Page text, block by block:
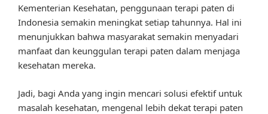
Kementerian Kesehatan, penggunaan terapi paten di
Indonesia semakin meningkat setiap tahunnya. Hal ini
menunjukkan bahwa masyarakat semakin menyadari
manfaat dan keunggulan terapi paten dalam menjaga
kesehatan mereka.
Jadi, bagi Anda yang ingin mencari solusi efektif untuk
masalah kesehatan, mengenal lebih dekat terapi paten